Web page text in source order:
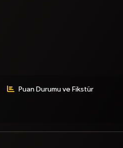
Puan Durumu ve Fikstür